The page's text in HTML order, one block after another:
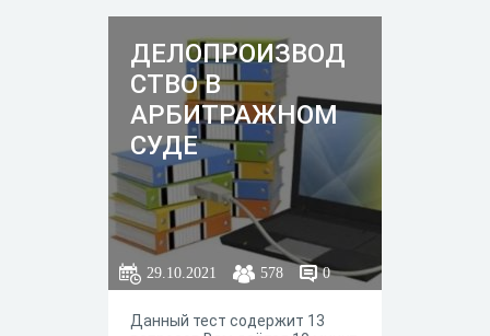
ДЕЛОПРОИЗВОД
СТВО В
АРБИТРАЖНОМ
СУДЕ
29.10.2021 578 0
Данный тест содержит 13